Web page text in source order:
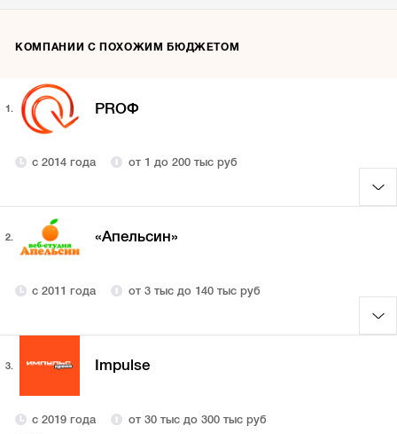
КОМПАНИИ С ПОХОЖИМ БЮДЖЕТОМ
1. PROФ
с 2014 года от 1 до 200 тыс руб
2. «Апельсин»
с 2011 года от 3 тыс до 140 тыс руб
3. Impulse
с 2019 года
от 30 тыс до 300 тыс руб